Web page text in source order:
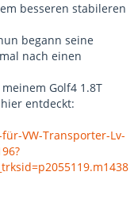
besseren stabileren
begann seine
nach einen
Golf4 1.8T
entdeckt:
VW-Transporter-Lv-